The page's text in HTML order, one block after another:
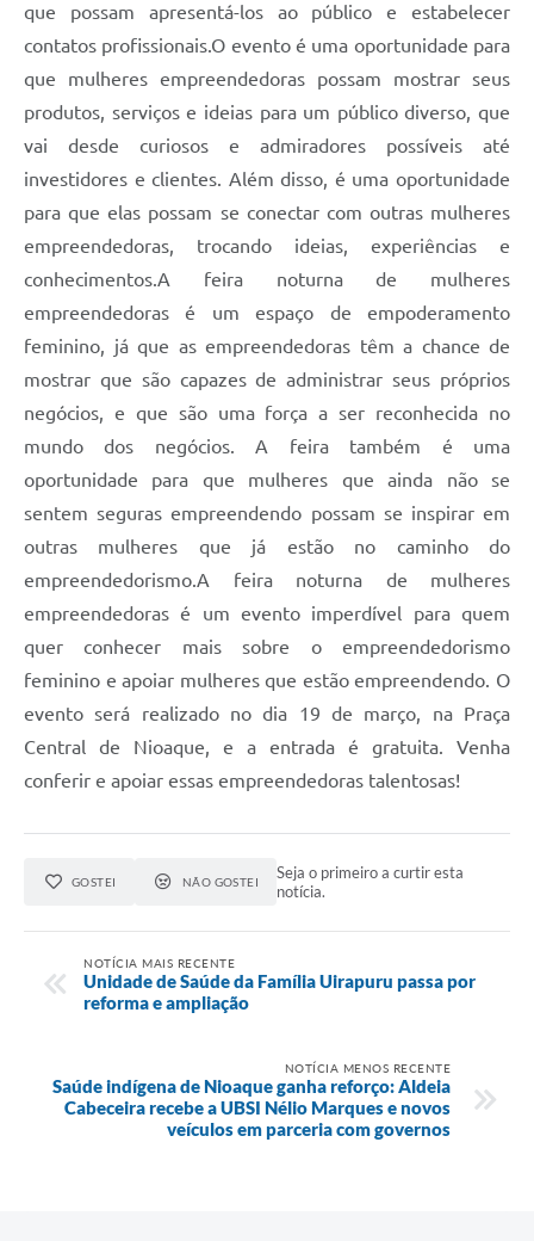
que possam apresentá-los ao público e estabelecer
contatos profissionais.O evento é uma oportunidade para
que mulheres empreendedoras possam mostrar seus
produtos, serviços e ideias para um público diverso, que
vai desde curiosos e admiradores possíveis até
investidores e clientes. Além disso, é uma oportunidade
para que elas possam se conectar com outras mulheres
empreendedoras, trocando ideias, experiências e
conhecimentos.A feira noturna de mulheres
empreendedoras é um espaço de empoderamento
feminino, já que as empreendedoras têm a chance de
mostrar que são capazes de administrar seus próprios
negócios, e que são uma força a ser reconhecida no
mundo dos negócios. A feira também é uma
oportunidade para que mulheres que ainda não se
sentem seguras empreendendo possam se inspirar em
outras mulheres que já estão no caminho do
empreendedorismo.A feira noturna de mulheres
empreendedoras é um evento imperdível para quem
quer conhecer mais sobre o empreendedorismo
feminino e apoiar mulheres que estão empreendendo. O
evento será realizado no dia 19 de março, na Praça
Central de Nioaque, e a entrada é gratuita. Venha
conferir e apoiar essas empreendedoras talentosas!
GOSTEI NÃO GOSTEI
Seja o primeiro a curtir esta
notícia.
NOTÍCIA MAIS RECENTE
Unidade de Saúde da Família Uirapuru passa por
reforma e ampliação
NOTÍCIA MENOS RECENTE
Saúde indígena de Nioaque ganha reforço: Aldeia
Cabeceira recebe a UBSI Nélio Marques e novos
veículos em parceria com governos